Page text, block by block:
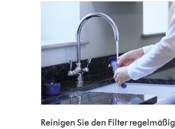
Reinigen Sie den Filter regelmäßig